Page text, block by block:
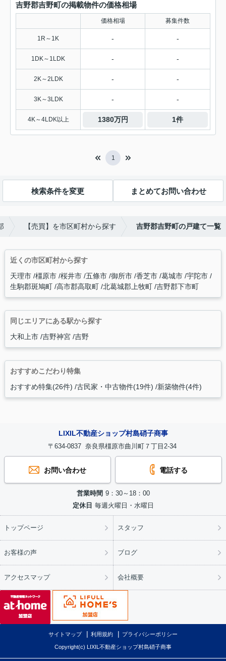
吉野郡吉野町の掲載物件の価格相場
価格相場 募集件数
1R～1K - -
1DK～1LDK - -
2K～2LDK - -
3K～3LDK - -
4K～4LDK以上 1380万円 1件
1
検索条件を変更 まとめてお問い合わせ
【売買】を市区町村から探す 吉野郡吉野町の戸建て一覧
近くの市区町村から探す
天理市 橿原市 桜井市 五條市 御所市 香芝市 葛城市 宇陀市
生駒郡斑鳩町 高市郡高取町 北葛城郡上牧町 吉野郡下市町
同じエリアにある駅から探す
大和上市 吉野神宮 吉野
おすすめこだわり特集
おすすめ特集(26件) 古民家・中古物件(19件) 新築物件(4件)
LIXIL不動産ショップ村島硝子商事
〒634-0837 奈良県橿原市曲川町７丁目2-34
お問い合わせ 電話する
営業時間 9：30～18：00
定休日 毎週火曜日・水曜日
トップページ スタッフ
お客様の声 ブログ
アクセスマップ 会社概要
サイトマップ 利用規約 プライバシーポリシー
Copyright(c) LIXIL不動産ショップ村島硝子商事